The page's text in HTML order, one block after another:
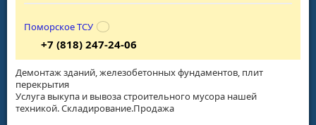
Демонтаж зданий, железобетонных фундаментов, плит
перекрытия
Услуга выкупа и вывоза строительного мусора нашей
техникой. Складирование.Продажа
Поморское ТСУ
+7 (818) 247-24-06